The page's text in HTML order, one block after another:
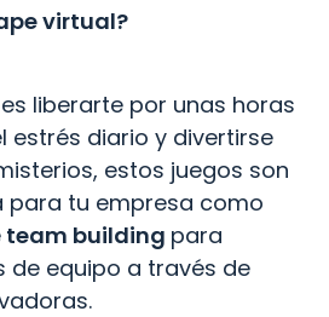
virtual?
liberarte por unas horas
estrés diario y divertirse
estos juegos son
para tu empresa como
team building para
de equipo a través de